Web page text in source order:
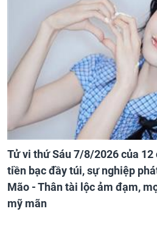
Tử vi thứ Sáu 7/8/2026 của 12
tiền bạc đầy túi, sự nghiệp
Mão - Thân tài lộc ảm đạm,
mỹ mãn